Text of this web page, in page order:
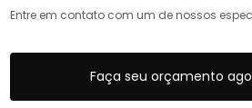
Entre em contato com um de nossos
Faça seu orçamento